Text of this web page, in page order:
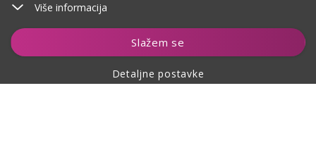
Više informacija
Slažem se
Detaljne postavke